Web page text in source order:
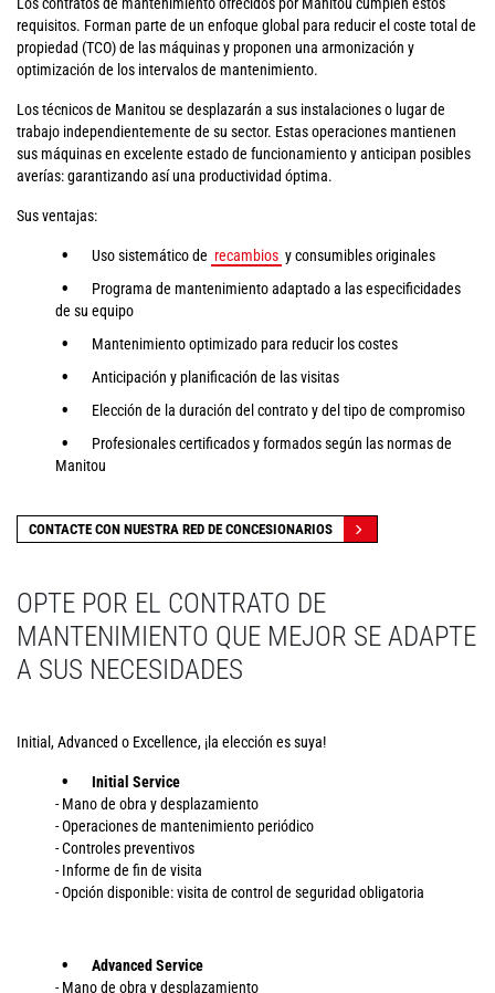
requisitos. Forman parte de un enfoque global para reducir el coste total de
propiedad (TCO) de las máquinas y proponen una armonización y
optimización de los intervalos de mantenimiento.
Los técnicos de Manitou se desplazarán a sus instalaciones o lugar de
trabajo independientemente de su sector. Estas operaciones mantienen
sus máquinas en excelente estado de funcionamiento y anticipan posibles
averías: garantizando así una productividad óptima.
Sus ventajas:
Uso sistemático de recambios y consumibles originales
Programa de mantenimiento adaptado a las especificidades
de su equipo
Mantenimiento optimizado para reducir los costes
Anticipación y planificación de las visitas
Elección de la duración del contrato y del tipo de compromiso
Profesionales certificados y formados según las normas de
Manitou
CONTACTE CON NUESTRA RED DE CONCESIONARIOS
OPTE POR EL CONTRATO DE
MANTENIMIENTO QUE MEJOR SE ADAPTE
A SUS NECESIDADES
Initial, Advanced o Excellence, ¡la elección es suya!
Initial Service
- Mano de obra y desplazamiento
- Operaciones de mantenimiento periódico
- Controles preventivos
- Informe de fin de visita
- Opción disponible: visita de control de seguridad obligatoria
Advanced Service
- Mano de obra y desplazamiento